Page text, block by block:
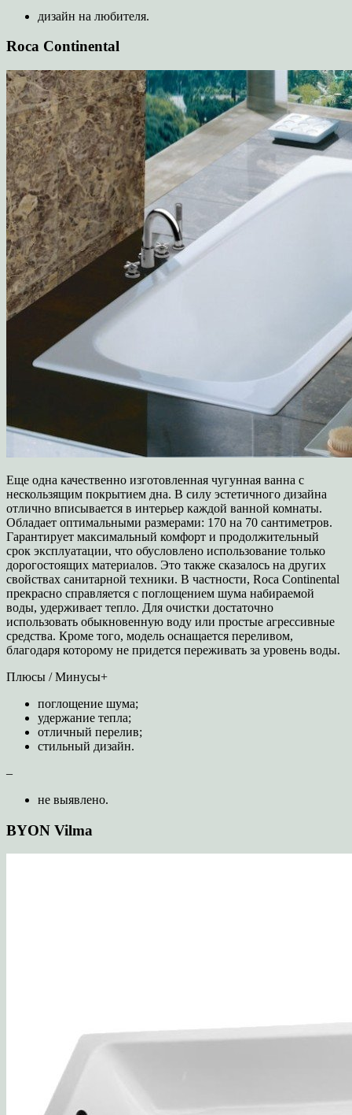
дизайн на любителя.
Roca Continental
Еще одна качественно изготовленная чугунная ванна с
нескользящим покрытием дна. В силу эстетичного дизайна
отлично вписывается в интерьер каждой ванной комнаты.
Обладает оптимальными размерами: 170 на 70 сантиметров.
Гарантирует максимальный комфорт и продолжительный
срок эксплуатации, что обусловлено использование только
дорогостоящих материалов. Это также сказалось на других
свойствах санитарной техники. В частности, Roca Continental
прекрасно справляется с поглощением шума набираемой
воды, удерживает тепло. Для очистки достаточно
использовать обыкновенную воду или простые агрессивные
средства. Кроме того, модель оснащается переливом,
благодаря которому не придется переживать за уровень воды.
Плюсы / Минусы+
поглощение шума;
удержание тепла;
отличный перелив;
стильный дизайн.
–
не выявлено.
BYON Vilma